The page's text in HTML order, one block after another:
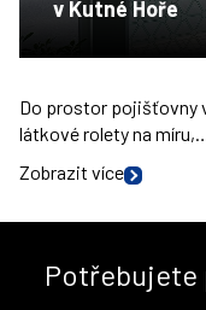
v Kutné Hoře
Do prostor pojišťovny
látkové rolety na
Zobrazit více
Potřebujete